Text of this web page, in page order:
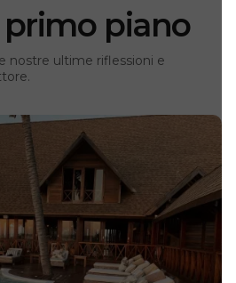
piano
nostre ultime riflessioni e